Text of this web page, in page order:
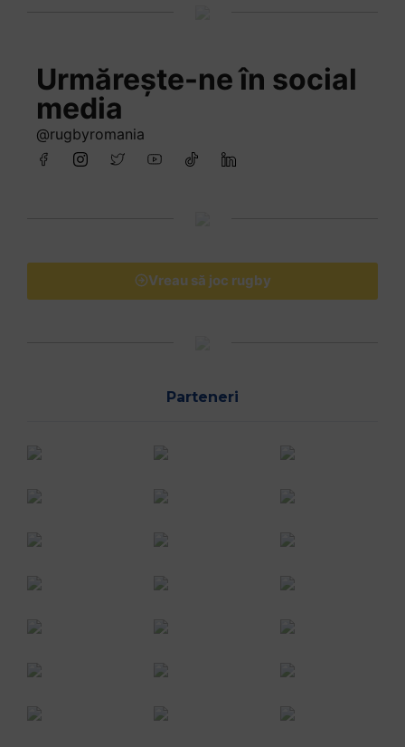
Urmărește-ne în social
media
@rugbyromania
Vreau să joc rugby
Parteneri